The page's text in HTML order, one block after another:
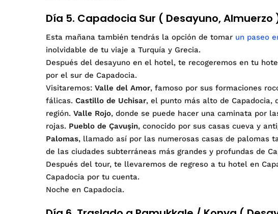
Día 5. Capadocia Sur ( Desayuno, Almuerzo
Esta mañana también tendrás la opción de tomar un paseo
inolvidable de tu viaje a Turquía y Grecia.
Después del desayuno en el hotel, te recogeremos en tu
por el sur de Capadocia.
Visitaremos: Valle del Amor, famoso por sus formaciones
fálicas. Castillo de Uchisar, el punto más alto de Capadocia,
región. Valle Rojo, donde se puede hacer una caminata por
rojas. Pueblo de Çavuşin, conocido por sus casas cueva y
Palomas, llamado así por las numerosas casas de palomas
de las ciudades subterráneas más grandes y profundas de
Después del tour, te llevaremos de regreso a tu hotel en
Capadocia por tu cuenta.
Noche en Capadocia.